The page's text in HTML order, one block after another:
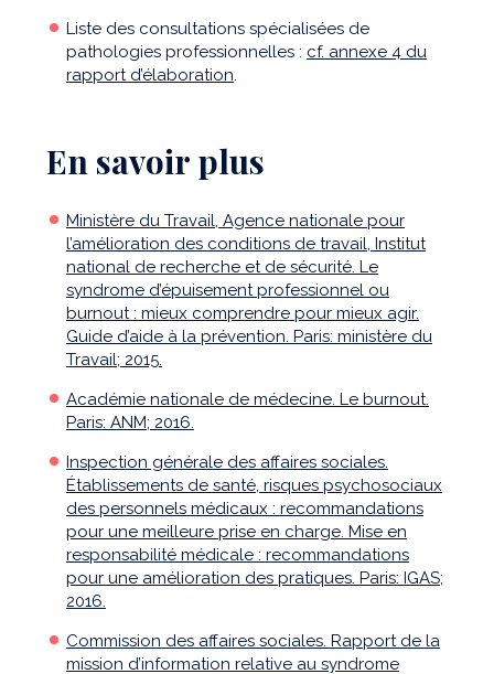
Liste des consultations spécialisées de
pathologies professionnelles : cf. annexe 4 du
rapport d’élaboration
En savoir plus
Ministère du Travail, Agence nationale pour
l’amélioration des conditions de travail, Institut
national de recherche et de sécurité. Le
syndrome d’épuisement professionnel ou
burnout : mieux comprendre pour mieux agir.
Guide d’aide à la prévention. Paris: ministère du
Travail; 2015.
Académie nationale de médecine. Le burnout.
Paris: ANM; 2016.
Inspection générale des affaires sociales.
Établissements de santé, risques psychosociaux
des personnels médicaux : recommandations
pour une meilleure prise en charge. Mise en
responsabilité médicale : recommandations
pour une amélioration des pratiques. Paris: IGAS;
2016.
Commission des affaires sociales. Rapport de la
mission d’information relative au syndrome